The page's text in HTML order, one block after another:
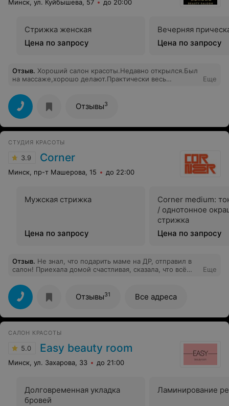
берет 330 рублей за однотонное подкрашивание
скидка, запись на удобный для клиента день). К
мастеру, который выполнял услугу вопросов нет,
работу свою делает качественно. А
Минск, ул. Куйбышева, 57 до 20:00
Стрижка женская
Цена по запросу
Вечерняя
Цена по запросу
Отзыв. Хороший салон красоты.Недавно открылся.Был
на массаже,хорошо делают.Практически весь
так точно.Стрижки делают барберы по записи
вполовину дешевле чем в барбершопе.Есть женские
мастера.Косметология,маникюр,педикюр.Персонал
приветливый,ненасыщенный как во многих салонах.
Раньше был солярий,теперь салон красоты Золотое
Еще
Отзывы3
СТУДИЯ КРАСОТЫ
3.9 Corner
Минск, пр-т Машерова, 15 до 22:00
Мужская стрижка
Цена по запросу
Corner medium:
/ однотонное
стрижка
Цена по запросу
Отзыв. Не знал, что подарить маме на ДР, отправил в
салон! Приехала домой счастливая, сказала, что всё
Еще
Отзывы31 Все адреса
САЛОН КРАСОТЫ
5.0 Easy beauty room
Минск, ул. Захарова, 33 до 21:00
Долговременная укладка
бровей
Ламинирование